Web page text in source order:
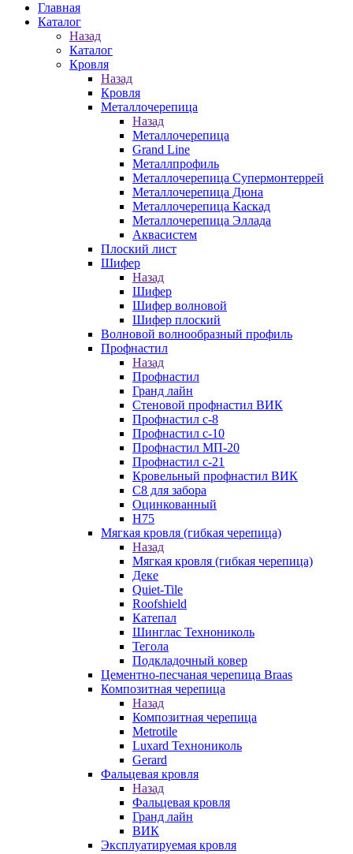
Главная
Каталог
Назад
Каталог
Кровля
Назад
Кровля
Металлочерепица
Назад
Металлочерепица
Grand Line
Металлпрофиль
Металлочерепица Супермонтеррей
Металлочерепица Дюна
Металлочерепица Каскад
Металлочерепица Эллада
Аквасистем
Плоский лист
Шифер
Назад
Шифер
Шифер волновой
Шифер плоский
Волновой волнообразный профиль
Профнастил
Назад
Профнастил
Гранд лайн
Стеновой профнастил ВИК
Профнастил с-8
Профнастил с-10
Профнастил МП-20
Профнастил с-21
Кровельный профнастил ВИК
С8 для забора
Оцинкованный
Н75
Мягкая кровля (гибкая черепица)
Назад
Мягкая кровля (гибкая черепица)
Деке
Quiet-Tile
Roofshield
Катепал
Шинглас Технониколь
Тегола
Подкладочный ковер
Цементно-песчаная черепица Braas
Композитная черепица
Назад
Композитная черепица
Metrotile
Luxard Технониколь
Gerard
Фальцевая кровля
Назад
Фальцевая кровля
Гранд лайн
ВИК
Эксплуатируемая кровля